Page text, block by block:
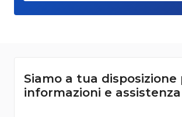
Siamo a tua disposizione
informazioni e assistenza